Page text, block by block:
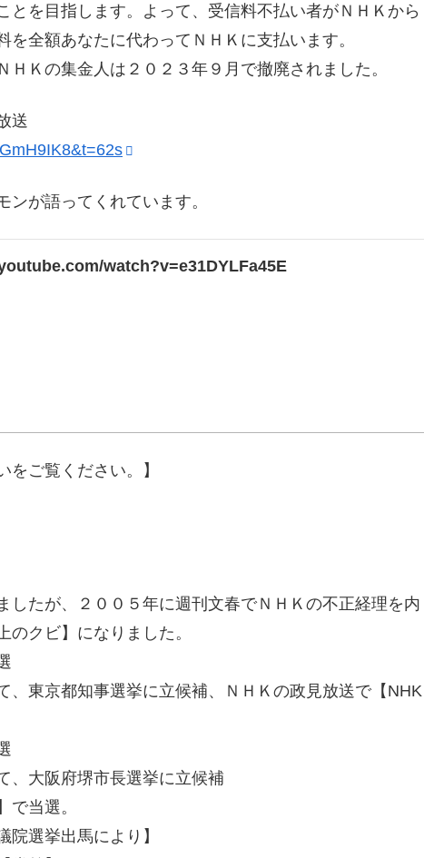
とを目指します。よって、受信料不払い者がＮＨＫから
全額あなたに代わってＮＨＫに支払います。
Ｋの集金人は２０２３年９月で撤廃されました。
送
が語ってくれています。
watch?v=e31DYLFa45E
をご覧ください。】
たが、２００５年に週刊文春でＮＨＫの不正経理を内
クビ】になりました。
東京都知事選挙に立候補、ＮＨＫの政見放送で【NHK
大阪府堺市長選挙に立候補
で当選。
院選挙出馬により】